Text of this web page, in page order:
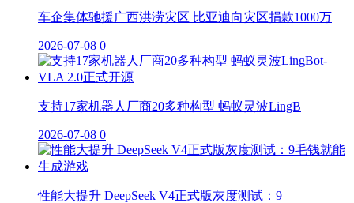
车企集体驰援广西洪涝灾区 比亚迪向灾区捐款1000万
2026-07-08 0
支持17家机器人厂商20多种构型 蚂蚁灵波LingB
2026-07-08 0
性能大提升 DeepSeek V4正式版灰度测试：9